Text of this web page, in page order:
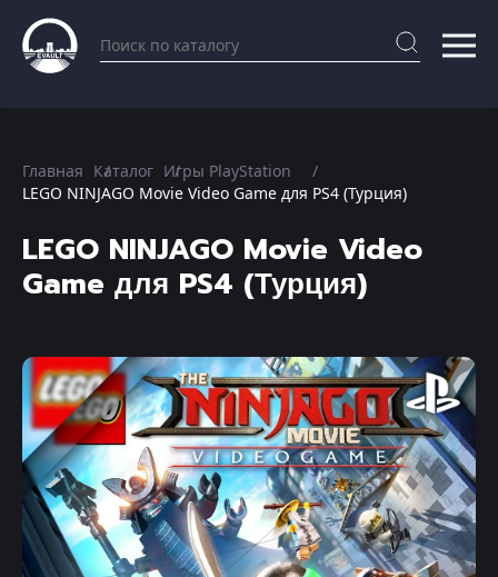
Главная Каталог Игры PlayStation
LEGO NINJAGO Movie Video Game для PS4 (Турция)
LEGO NINJAGO Movie Video
Game для PS4 (Турция)